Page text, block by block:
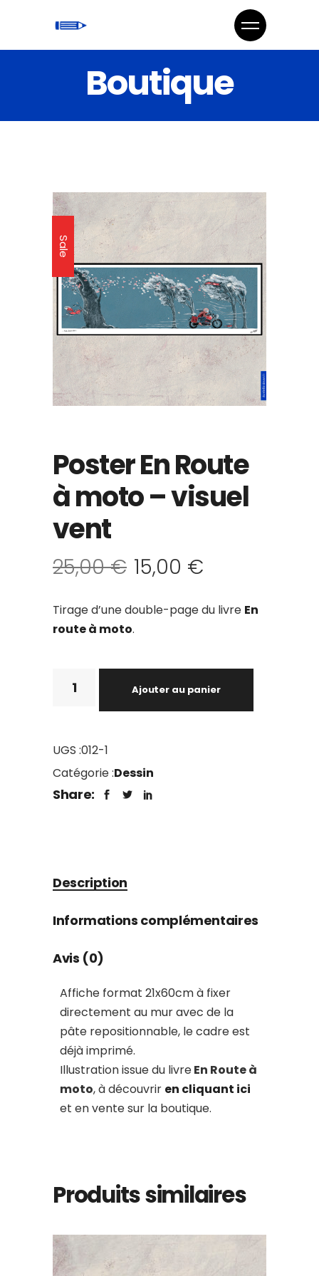
Boutique
Sale
Poster En Route
à moto – visuel
vent
25,00€ 15,00 €
Tirage d’une double-page du livre En
route à moto.
Ajouter au panier
UGS :012-1
Catégorie :Dessin
Share:
Description
Informations complémentaires
Avis (0)
Affiche format 21x60cm à fixer
directement au mur avec de la
pâte repositionnable, le cadre est
déjà imprimé.
Illustration issue du livreEn Route à
moto, à découvrir en cliquant ici
et en vente sur la boutique.
Produits similaires